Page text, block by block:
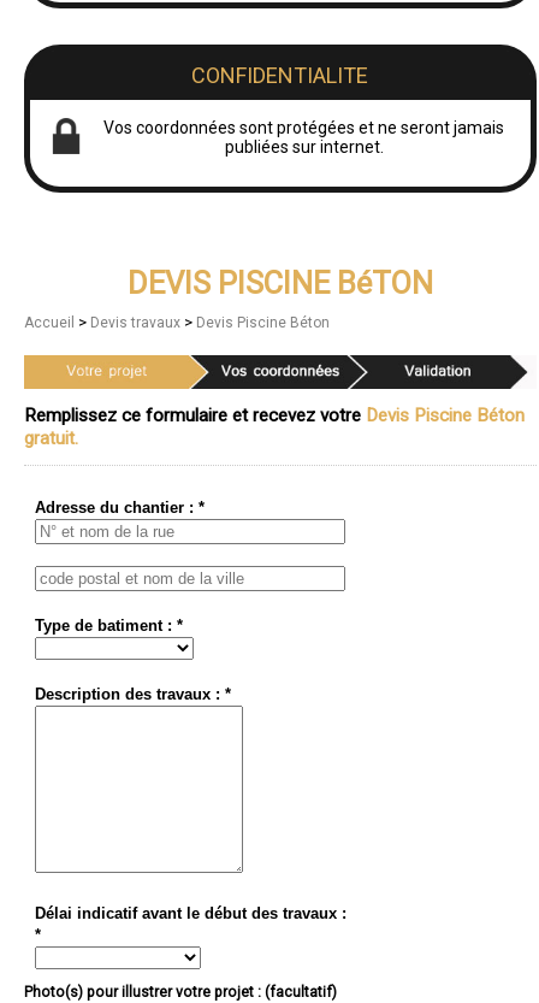
CONFIDENTIALITE
Vos coordonnées sont protégées et ne seront jamais
publiées sur internet.
DEVIS PISCINE BéTON
Accueil > Devis travaux > Devis Piscine Béton
Remplissez ce formulaire et recevez votre Devis Piscine Béton
gratuit.
Adresse du chantier : *
Type de batiment : *
Description des travaux : *
Délai indicatif avant le début des travaux :
*
Photo(s) pour illustrer votre projet : (facultatif)